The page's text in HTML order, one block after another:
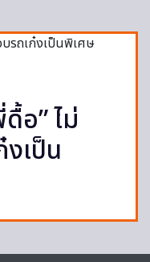
อ” ไม่
เป็น